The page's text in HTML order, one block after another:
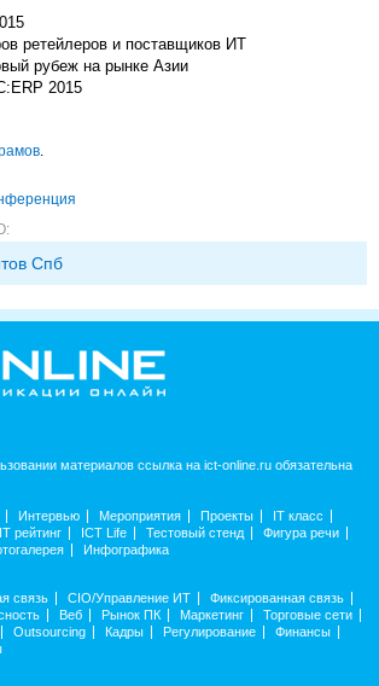
ретейлеров и поставщиков ИТ
рубеж на рынке Азии
2015
Спб
материалов ссылка на ict-online.ru обязательна
Интервью Мероприятия Проекты
IT класс
IT рейтинг ICT Life Тестовый стенд
Фигура речи
Инфографика
связь CIO/Управление ИТ
Фиксированная связь
Веб Рынок ПК Маркетинг
Торговые сети
Outsourcing Кадры Регулирование
Финансы